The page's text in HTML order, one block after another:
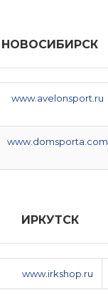
НОВОСИБИРСК
www.avelonsport.ru
www.domsporta.com
ИРКУТСК
www.irkshop.ru